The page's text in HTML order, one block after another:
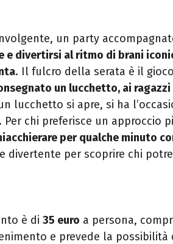
un party
e divertirsi al ritmo di brani
. Il fulcro della serata è il
un lucchetto, ai ragazzi
lucchetto si apre, si ha
chi preferisce un approccio
per qualche minuto
divertente per scoprire chi
è di 35 euro a persona,
e prevede la possibilità